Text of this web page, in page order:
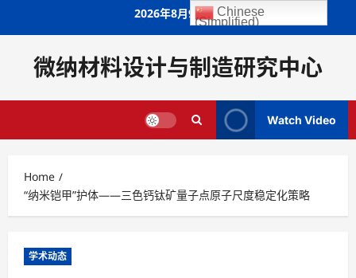
2026年8月9日
微纳材料设计与制造研究中心
Watch Video
Home
“纳米铠甲”护体——三色钙钛矿量子点原子尺度稳定化策略
学术动态
Chinese
(Simplified)